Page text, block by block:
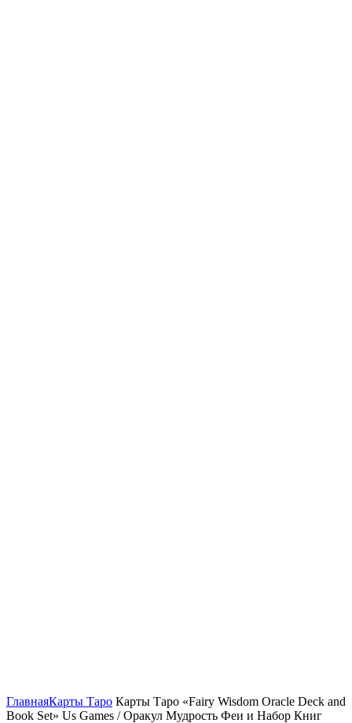
ГлавнаяКарты Таро Карты Таро «Fairy Wisdom Oracle Deck and
Book Set» Us Games / Оракул Мудрость Феи и Набор Книг